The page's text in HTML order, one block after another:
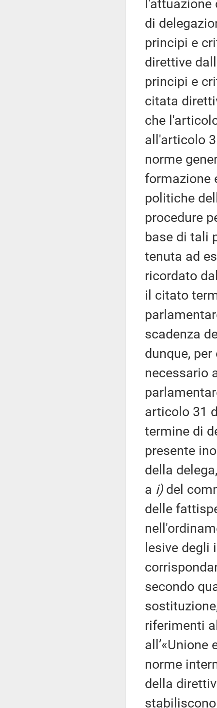
di
principi e
direttive
principi e
citata
che
all'articolo
norme
formazione
politiche
procedure
base di tali
tenuta ad
ricordato
il citato
scadenza
dunque,
necessario
articolo 31
termine di
presente
della
a i) del
delle
lesive degli
secondo
riferimenti
all’«Unione
norme
della